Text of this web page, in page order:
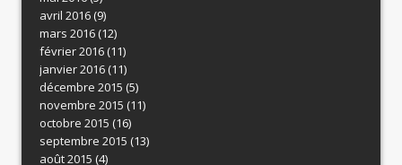
avril 2016(9)
mars 2016(12)
février 2016(11)
janvier 2016(11)
décembre 2015 (5)
novembre 2015 (11)
octobre 2015 (16)
septembre 2015 (13)
août 2015 (4)